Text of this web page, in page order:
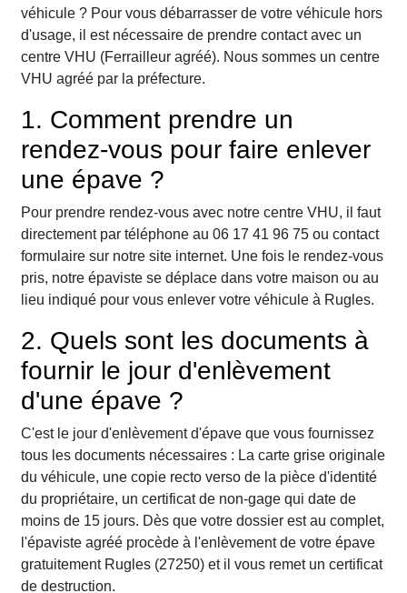
véhicule ? Pour vous débarrasser de votre véhicule hors
d'usage, il est nécessaire de prendre contact avec un
centre VHU (Ferrailleur agréé). Nous sommes un centre
VHU agréé par la préfecture.
1. Comment prendre un
rendez-vous pour faire enlever
une épave ?
Pour prendre rendez-vous avec notre centre VHU, il faut
directement par téléphone au 06 17 41 96 75 ou contact
formulaire sur notre site internet. Une fois le rendez-vous
pris, notre épaviste se déplace dans votre maison ou au
lieu indiqué pour vous enlever votre véhicule à Rugles.
2. Quels sont les documents à
fournir le jour d'enlèvement
d'une épave ?
C'est le jour d'enlèvement d'épave que vous fournissez
tous les documents nécessaires : La carte grise originale
du véhicule, une copie recto verso de la pièce d'identité
du propriétaire, un certificat de non-gage qui date de
moins de 15 jours. Dès que votre dossier est au complet,
l'épaviste agréé procède à l'enlèvement de votre épave
gratuitement Rugles (27250) et il vous remet un certificat
de destruction.